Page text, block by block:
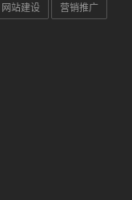
网站建设 营销推广